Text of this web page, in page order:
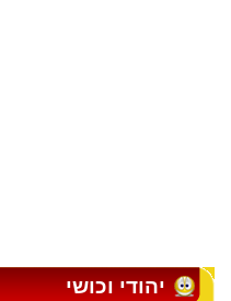
יהודי וכושי